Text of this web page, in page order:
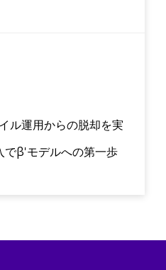
ル運用からの脱却を実
でβ'モデルへの第一歩